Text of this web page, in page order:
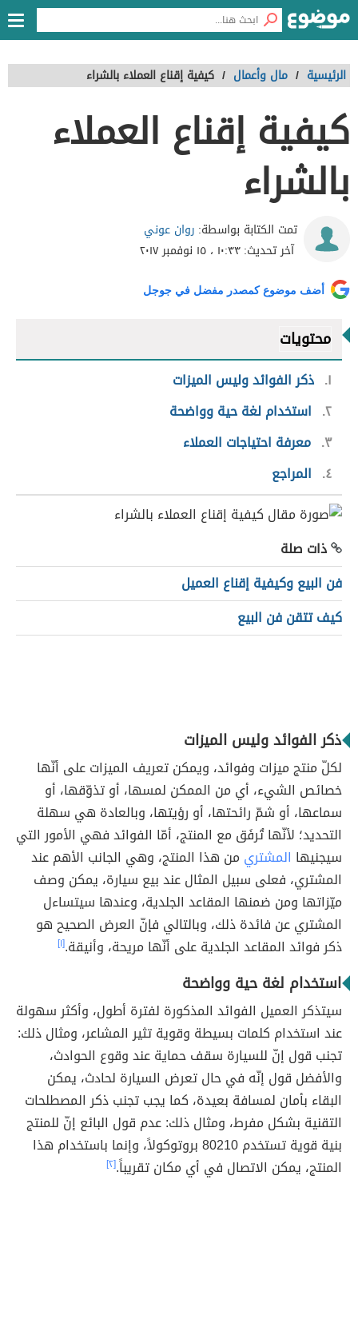
الرئيسية / مال وأعمال / كيفية إقناع العملاء بالشراء
كيفية إقناع العملاء
بالشراء
تمت الكتابة بواسطة: روان عوني
آخر تحديث:١٠:٣٣ ، ١٥ نوفمبر ٢٠١٧
أضف موضوع كمصدر مفضل في جوجل
محتويات
١ ذكر الفوائد وليس الميزات
٢ استخدام لغة حية وواضحة
٣ معرفة احتياجات العملاء
٤
المراجع
ذات صلة
فن البيع وكيفية إقناع العميل
كيف تتقن فن البيع
ذكر الفوائد وليس الميزات
لكلّ منتج ميزات وفوائد، ويمكن تعريف الميزات على أنّها
خصائص الشيء، أي من الممكن لمسها، أو تذوّقها، أو
سماعها، أو شمّ رائحتها، أو رؤيتها، وبالعادة هي سهلة
التحديد؛ لأنّها تُرفَق مع المنتج، أمّا الفوائد فهي الأمور التي
سيجنيها المشتري من هذا المنتج، وهي الجانب الأهم عند
المشتري، فعلى سبيل المثال عند بيع سيارة، يمكن وصف
ميّزاتها ومن ضمنها المقاعد الجلدية، وعندها سيتساءل
المشتري عن فائدة ذلك، وبالتالي فإنّ العرض الصحيح هو
ذكر فوائد المقاعد الجلدية على أنّها مريحة، وأنيقة.[١]
استخدام لغة حية وواضحة
سيتذكر العميل الفوائد المذكورة لفترة أطول، وأكثر سهولة
عند استخدام كلمات بسيطة وقوية تثير المشاعر، ومثال ذلك:
تجنب قول إنّ للسيارة سقف حماية عند وقوع الحوادث،
والأفضل قول إنّه في حال تعرض السيارة لحادث، يمكن
البقاء بأمان لمسافة بعيدة، كما يجب تجنب ذكر المصطلحات
التقنية بشكل مفرط، ومثال ذلك: عدم قول البائع إنّ للمنتج
بنية قوية تستخدم 80210 بروتوكولاً، وإنما باستخدام هذا
المنتج، يمكن الاتصال في أي مكان تقريباً.[٢]